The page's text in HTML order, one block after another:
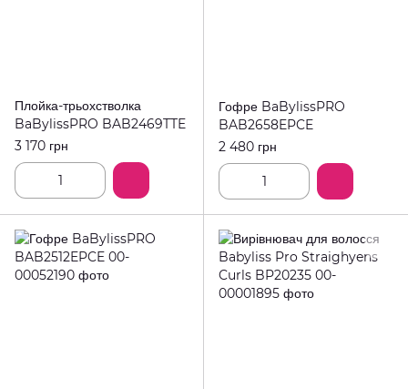
Плойка-трьохстволка
BaBylissPRO BAB2469TTE
3 170 грн
Гофре BaBylissPRO
BAB2658EPCE
2 480 грн